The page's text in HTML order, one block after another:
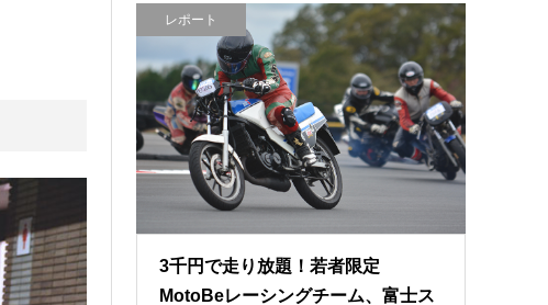
レポート
3千円で走り放題！若者限定
MotoBeレーシングチーム、富士ス